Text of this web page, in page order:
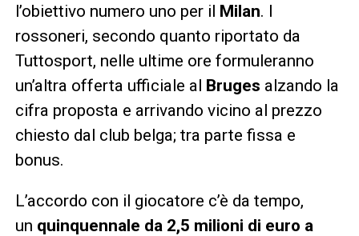
l’obiettivo numero uno per il Milan. I
rossoneri, secondo quanto riportato da
Tuttosport, nelle ultime ore formuleranno
un’altra offerta ufficiale al Bruges alzando la
cifra proposta e arrivando vicino al prezzo
chiesto dal club belga; tra parte fissa e
bonus.
L’accordo con il giocatore c’è da tempo,
un quinquennale da 2,5 milioni di euro a